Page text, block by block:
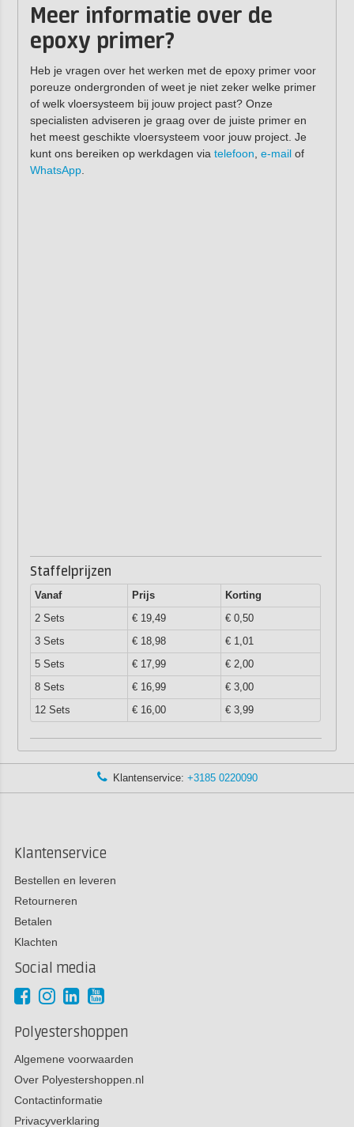
Meer informatie over de
epoxy primer?
Heb je vragen over het werken met de epoxy primer voor
poreuze ondergronden of weet je niet zeker welke primer
of welk vloersysteem bij jouw project past? Onze
specialisten adviseren je graag over de juiste primer en
het meest geschikte vloersysteem voor jouw project. Je
kunt ons bereiken op werkdagen via telefoon e-mailof
WhatsApp.
Staffelprijzen
Vanaf Prijs
Korting
2 Sets
€ 19,49
€ 0,50
3 Sets
€ 18,98
€ 1,01
5 Sets
€ 17,99
€ 2,00
8 Sets
€ 16,99
€ 3,00
12 Sets
€ 16,00 € 3,99
Klantenservice: +3185 0220090
Klantenservice
Bestellen en leveren
Retourneren
Betalen
Klachten
Social media
Polyestershoppen
Algemene voorwaarden
Over Polyestershoppen.nl
Contactinformatie
Privacyverklaring